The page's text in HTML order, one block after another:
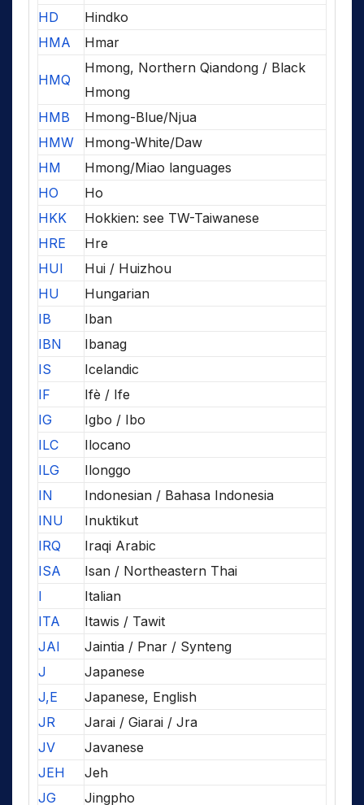
HD
Hindko
HMA
Hmar
HMQ
Hmong, Northern Qiandong / Black
Hmong
HMB
Hmong-Blue/Njua
HMW
Hmong-White/Daw
HM
Hmong/Miao languages
HO
Ho
HKK
Hokkien: see TW-Taiwanese
HRE
Hre
HUI
Hui / Huizhou
HU
Hungarian
IB
Iban
IBN
Ibanag
IS
Icelandic
IF
Ifè / Ife
IG
Igbo / Ibo
ILC
Ilocano
ILG
Ilonggo
IN
Indonesian / Bahasa Indonesia
INU
Inuktikut
IRQ
Iraqi Arabic
ISA
Isan / Northeastern Thai
I
Italian
ITA
Itawis / Tawit
JAI
Jaintia / Pnar / Synteng
J
Japanese
J,E
Japanese, English
JR
Jarai / Giarai / Jra
JV
Javanese
JEH
Jeh
JG
Jingpho